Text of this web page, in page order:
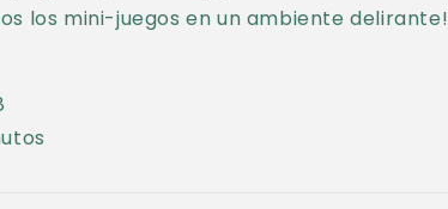
los mini-juegos en un ambiente delirante!